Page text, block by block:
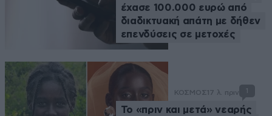
έχασε 100.000 ευρώ από
διαδικτυακή απάτη με δήθεν
επενδύσεις σε μετοχές
ΚΟΣΜΟΣ 17 λ. πριν
Το «πριν και μετά» νεαρής